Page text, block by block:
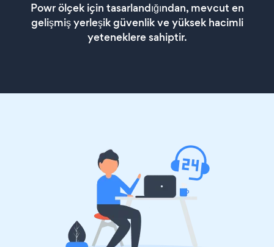
Powr ölçek için tasarlandığından, mevcut en
gelişmiş yerleşik güvenlik ve yüksek hacimli
yeteneklere sahiptir.